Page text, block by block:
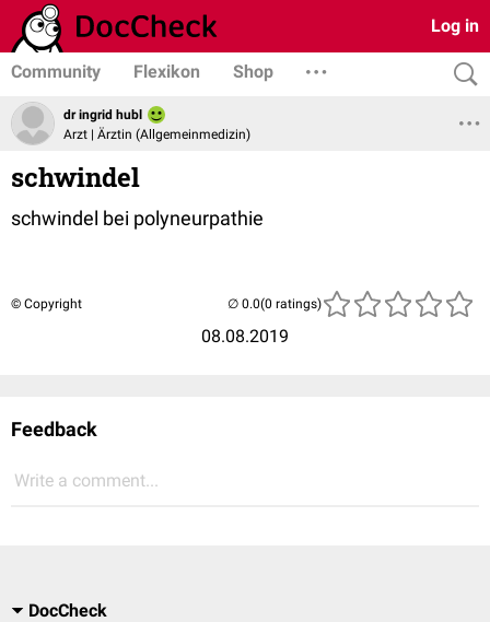
Log in
Community Flexikon Shop
dr ingrid hubl
Arzt | Ärztin (Allgemeinmedizin)
schwindel
schwindel bei polyneurpathie
© Copyright
08.08.2019
(0 ratings)
Feedback
Write a comment...
DocCheck